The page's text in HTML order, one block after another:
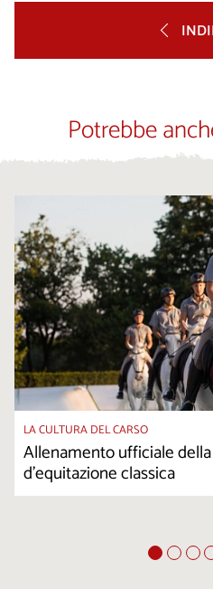
Potrebbe
LA CULTURA DEL CARSO
Allenamento ufficiale
d’equitazione classica